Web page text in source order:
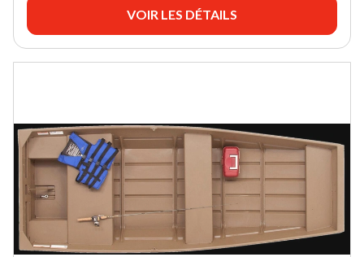
VOIR LES DÉTAILS